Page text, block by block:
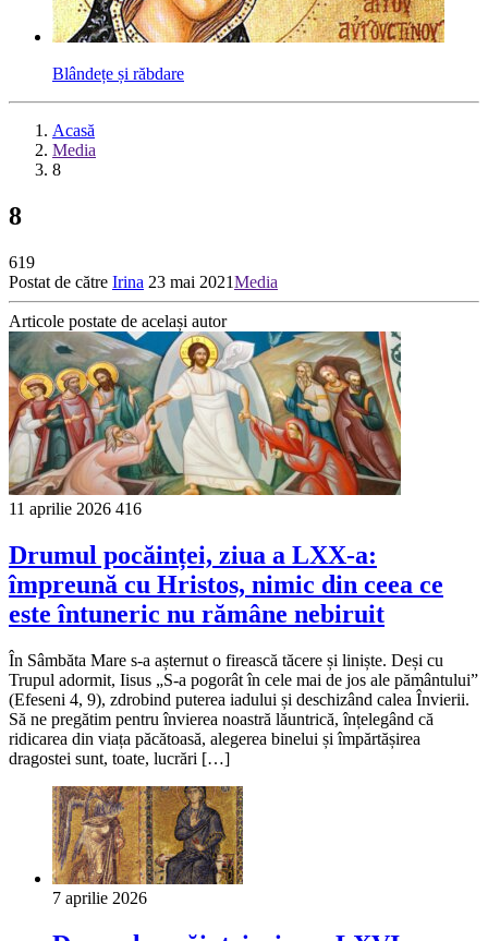
Blândețe și răbdare
Acasă
Media
8
8
619
Postat de către Irina 23 mai 2021Media
Articole postate de același autor
11 aprilie 2026 416
Drumul pocăinței, ziua a LXX-a:
împreună cu Hristos, nimic din ceea ce
este întuneric nu rămâne nebiruit
În Sâmbăta Mare s-a așternut o firească tăcere și liniște. Deși cu
Trupul adormit, Iisus „S-a pogorât în cele mai de jos ale pământului”
(Efeseni 4, 9), zdrobind puterea iadului și deschizând calea Învierii.
Să ne pregătim pentru învierea noastră lăuntrică, înțelegând că
ridicarea din viața păcătoasă, alegerea binelui și împărtășirea
dragostei sunt, toate, lucrări […]
7 aprilie 2026